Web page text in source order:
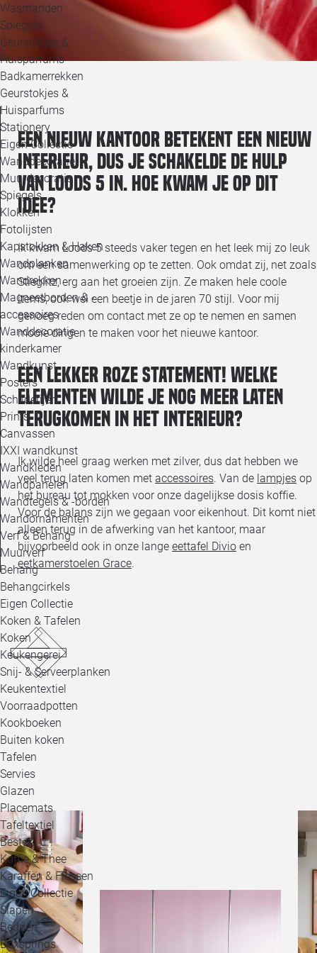
Wasmanden
Spiegels
Geurstokjes &
Huisparfums
Badkamerrekken
Geurstokjes &
Huisparfums
Stationery
Eigen Collectie
Wanddecoratie
Muurdecoratie
Spiegels
Klokken
Fotolijsten
Kapstokken & Haken
Wandplanken
Wandrekken
Magneetborden & -
accessoires
Wanddecoratie
kinderkamer
Wandkunst
Posters
Schilderijen
Prints
Canvassen
IXXI wandkunst
Wandkleden
Wandpanelen
Wandtegels & -borden
Wandornamenten
Verf & Behang
Muurverf
Behang
Behangcirkels
Eigen Collectie
Koken & Tafelen
Koken
Keukengerei
Snij- & Serveerplanken
Keukentextiel
Voorraadpotten
Kookboeken
Buiten koken
Tafelen
Servies
Glazen
Placemats
Tafeltextiel
Bestek
Koffie & Thee
Karaffen & Flessen
Eigen Collectie
Slapen
Bedden
Boxsprings
Een nieuw kantoor betekent een nieuw
interieur, dus je schakelde de hulp
van Loods 5 in. Hoe kwam je op dit
idee?
Ik kwam Loods 5 steeds vaker tegen en het leek mij zo leuk
om een samenwerking op te zetten. Ook omdat zij, net zoals
Stieglitz, erg aan het groeien zijn. Ze maken hele coole
items, ook wel een beetje in de jaren 70 stijl. Voor mij
genoeg reden om contact met ze op te nemen en samen
mooie dingen te maken voor het nieuwe kantoor.
Een lekker roze statement! Welke
elementen wilde je nog meer laten
terugkomen in het interieur?
Ik wilde heel graag werken met zilver, dus dat hebben we
veel terug laten komen met accessoires. Van de lampjes op
het bureau tot mokken voor onze dagelijkse dosis koffie.
Voor de balans zijn we gegaan voor eikenhout. Dit komt niet
alleen terug in de afwerking van het kantoor, maar
bijvoorbeeld ook in onze lange eettafel Divio en
eetkamerstoelen Grace.